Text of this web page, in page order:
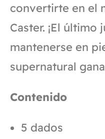
convertirte en el
Caster. ¡El último
mantenerse en
supernatural
Contenido
5 dados